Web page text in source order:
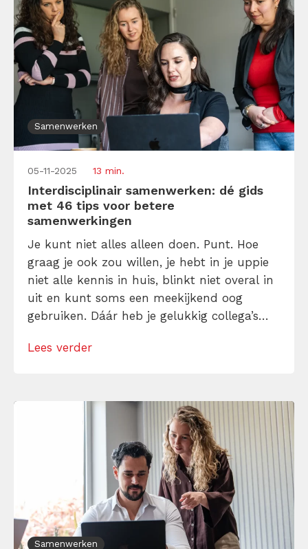
Samenwerken
05-11-2025 13 min.
Interdisciplinair samenwerken: dé gids
met 46 tips voor betere
samenwerkingen
Je kunt niet alles alleen doen. Punt. Hoe
graag je ook zou willen, je hebt in je uppie
niet alle kennis in huis, blinkt niet overal in
uit en kunt soms een meekijkend oog
gebruiken. Dáár heb je gelukkig collega’s
slimme manier om de krachten te
Lees verder
Samenwerken